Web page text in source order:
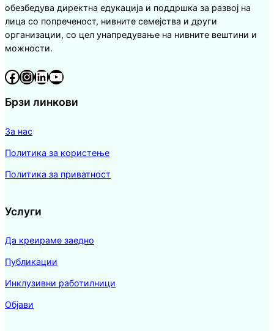
обезбедува директна едукација и поддршка за развој на
лица со попреченост, нивните семејства и други
организации, со цел унапредување на нивните вештини и
можности.
Facebook InstagramLinkedIn YouTube
Брзи линкови
За нас
Политика за користење
Политика за приватност
Услуги
Да креираме заедно
Публикации
Инклузивни работилници
Објави